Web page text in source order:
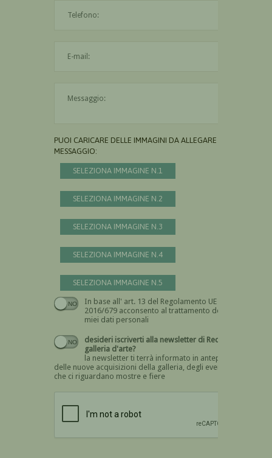
PUOI CARICARE DELLE IMMAGINI DA ALLEGARE AL
MESSAGGIO:
SELEZIONA IMMAGINE N.1
SELEZIONA IMMAGINE N.2
SELEZIONA IMMAGINE N.3
SELEZIONA IMMAGINE N.4
SELEZIONA IMMAGINE N.5
In base all' art. 13 del Regolamento UE n.
2016/679 acconsento al trattamento dei
miei dati personali
Devi dare il consenso
desideri iscriverti alla newsletter di Recta
galleria d'arte?
la newsletter ti terrà informato in anteprima
delle nuove acquisizioni della galleria, degli eventi
che ci riguardano mostre e fiere